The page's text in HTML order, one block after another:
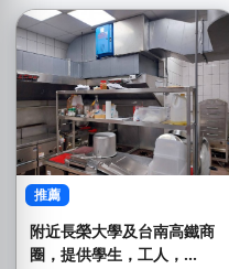
推薦
附近長榮大學及台南高鐵商
圈，提供學生，工人，...